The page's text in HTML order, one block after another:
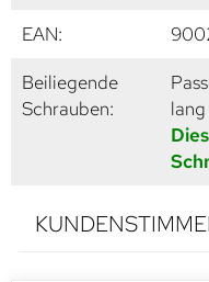
EAN:
Beiliegende
Schrauben: